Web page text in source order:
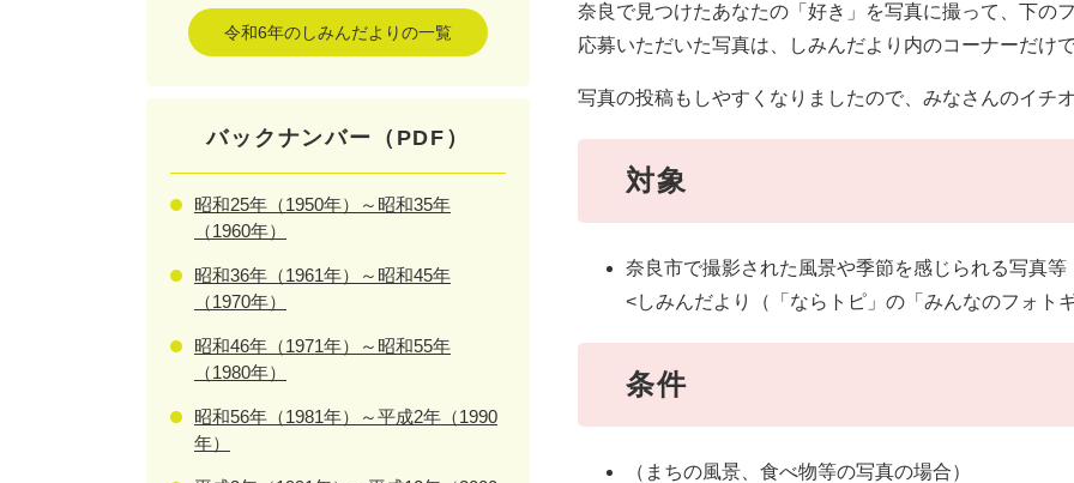
奈良で見つけたあなたの「好き」を写真に撮って、下の
応募いただいた写真は、しみんだより内のコーナーだけ
写真の投稿もしやすくなりましたので、みなさんのイチ
対象
奈良市で撮影された風景や季節を感じられる写真等
<しみんだより（「ならトピ」の「みんなのフォト
条件
（まちの風景、食べ物等の写真の場合）
令和6年のしみんだよりの一覧
バックナンバー（PDF）
昭和25年（1950年）～昭和35年
（1960年）
昭和36年（1961年）～昭和45年
（1970年）
昭和46年（1971年）～昭和55年
（1980年）
昭和56年（1981年）～平成2年（1990
年）